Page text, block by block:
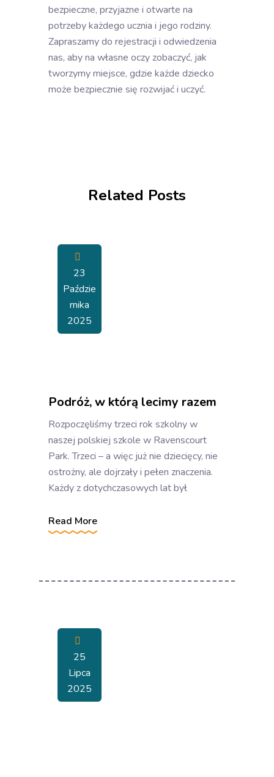
bezpieczne, przyjazne i otwarte na
potrzeby każdego ucznia i jego rodziny.
Zapraszamy do rejestracji i odwiedzenia
nas, aby na własne oczy zobaczyć, jak
tworzymy miejsce, gdzie każde dziecko
może bezpiecznie się rozwijać i uczyć.
Related Posts
23
Paździe
Rnika
2025
Podróż, w którą lecimy razem
Rozpoczęliśmy trzeci rok szkolny w
naszej polskiej szkole w Ravenscourt
Park. Trzeci – a więc już nie dziecięcy, nie
ostrożny, ale dojrzały i pełen znaczenia.
Każdy z dotychczasowych lat był
Read More
25
Lipca
2025